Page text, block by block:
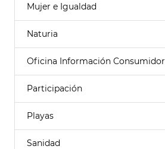
Mujer e Igualdad
Naturia
Oficina Información Consumidor
Participación
Playas
Sanidad